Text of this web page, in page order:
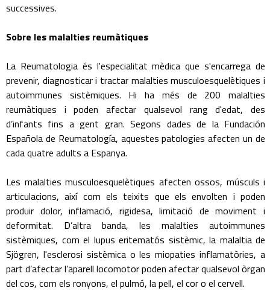
successives.
Sobre les malalties reumàtiques
La Reumatologia és l'especialitat mèdica que s'encarrega de
prevenir, diagnosticar i tractar malalties musculoesquelètiques i
autoimmunes sistèmiques. Hi ha més de 200 malalties
reumàtiques i poden afectar qualsevol rang d'edat, des
d’infants fins a gent gran. Segons dades de la Fundación
Española de Reumatología, aquestes patologies afecten un de
cada quatre adults a Espanya.
Les malalties musculoesquelètiques afecten ossos, músculs i
articulacions, així com els teixits que els envolten i poden
produir dolor, inflamació, rigidesa, limitació de moviment i
deformitat. D’altra banda, les malalties autoimmunes
sistèmiques, com el lupus eritematós sistèmic, la malaltia de
Sjögren, l'esclerosi sistèmica o les miopaties inflamatòries, a
part d’afectar l’aparell locomotor poden afectar qualsevol òrgan
del cos, com els ronyons, el pulmó, la pell, el cor o el cervell.